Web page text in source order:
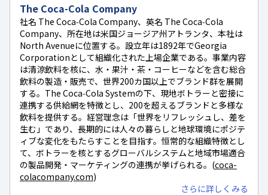
The Coca-Cola Company
社名 The Coca‑Cola Company、英名 The Coca‑Cola
Company、所在地は米国ジョージア州アトランタ、本社は
North Avenueに位置する。設立年は1892年でGeorgia
Corporationとして組織化された上場企業である。事業内容
は清涼飲料を核に、水・果汁・茶・コーヒーなどを含む総合
飲料の製造・販売で、世界200カ国以上でブランド群を展開
する。The Coca‑Cola Systemの下、現地ボトラーと密接に
連携する供給網を特徴とし、200を超えるブランドと多様な
飲料を提供する。経営理念は「世界をリフレッシュし、差を
生む」であり、長期的には人々の暮らしと地球環境にポジテ
ィブな変化をもたらすことを目指す。恒常的な組織特徴とし
て、ボトラーを核とするグローバルシステムと地域市場適合
の製品開発・マーケティングの連携が挙げられる。(coca-
colacompany.com)
さらに詳しくみる